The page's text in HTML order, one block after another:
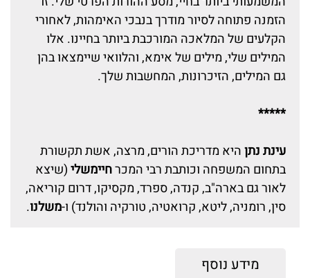
הזמנה פתוחה לסיור מודרך בנבכי האימהות, לאחורי
הקלעים של המלאכה המורכבת ביותר בחיינו. אלו
המילים שלי, מילים של אימא, והלוואי שיימצאו בהן
גם המילים, הזיכרונות, המחשבות שלך.
*****
עינת נתןהיא מדריכת הורים, מרצה, אשת תקשורת
בתחום המשפחה וכותבת רבי המכרחיימשלי(שיצא
לאור גם בארה"ב, קנדה, ספרד, מקסיקו, דרום קוריאה,
סין, רומניה, ליטא, קרואטיה, טורקיה והולנד) ו-משלנו.
מידע נוסף